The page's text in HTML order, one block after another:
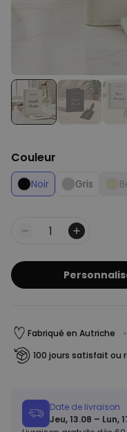
avec
compagnie
Couleur
Noir Gris
Quantité
Fabriqué en Autriche
100 jours satisfait ou
Date de livraison
Jeu, 13.08 – Lun,